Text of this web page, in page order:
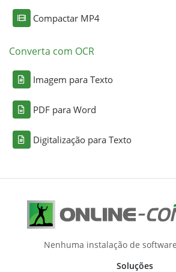
Compactar MP4
Converta com OCR
Imagem para Texto
PDF para Word
Digitalização para Texto
Nenhuma instalação de
Soluções